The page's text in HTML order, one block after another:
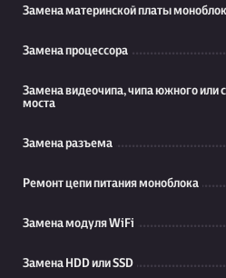
Замена материнской платы
Замена процессора
Замена видеочипа, чипа южного или
моста
Замена разъема
Ремонт цепи питания моноблока
Замена модуля WiFi
Замена HDD или SSD